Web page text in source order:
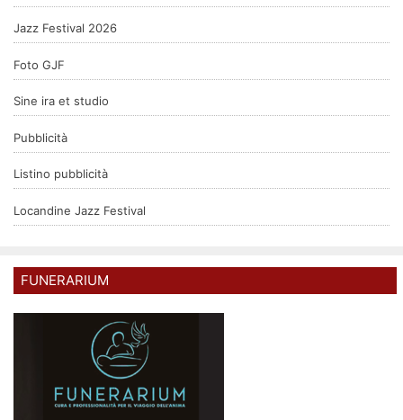
Jazz Festival 2026
Foto GJF
Sine ira et studio
Pubblicità
Listino pubblicità
Locandine Jazz Festival
FUNERARIUM